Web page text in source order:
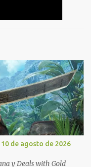
de agosto de 2026
y Deals with Gold